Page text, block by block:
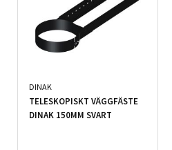
DINAK
TELESKOPISKT VÄGGFÄSTE
DINAK 150MM SVART